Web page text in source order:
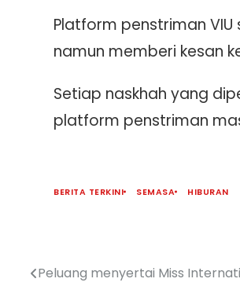
Platform penstriman
namun memberi kesan
Setiap naskhah yang
platform penstriman
BERITA TERKINI SEMASA HIBURAN
Peluang menyertai Miss